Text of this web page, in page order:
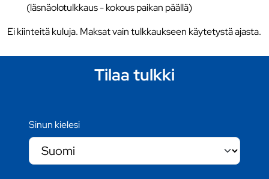
(läsnäolotulkkaus - kokous paikan päällä)
Ei kiinteitä kuluja. Maksat vain tulkkaukseen käytetystä ajasta.
Tilaa tulkki
Sinun kielesi